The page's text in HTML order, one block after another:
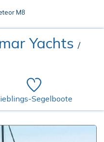
M8
Yachts /
Segelboote